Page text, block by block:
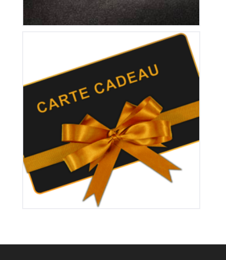
Carte Cadeau
10€ 1.000€